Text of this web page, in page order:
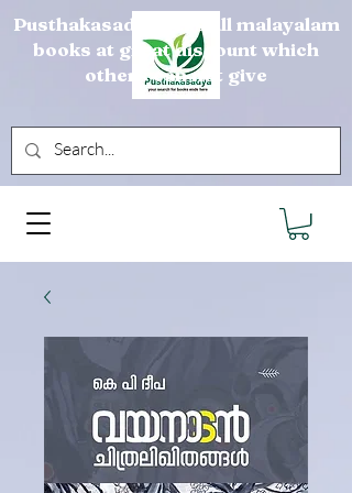
Pusthakasadya sells all malayalam
books at great discount which
others can not give